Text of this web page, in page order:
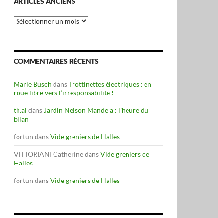
Articles
anciens
COMMENTAIRES RÉCENTS
Marie Busch dansTrottinettes électriques : en
roue libre vers l’irresponsabilité !
th.al dans Jardin Nelson Mandela : l’heure du
bilan
fortun dansVide greniers de Halles
VITTORIANI CatherinedansVide greniers de
Halles
fortun dansVide greniers de Halles